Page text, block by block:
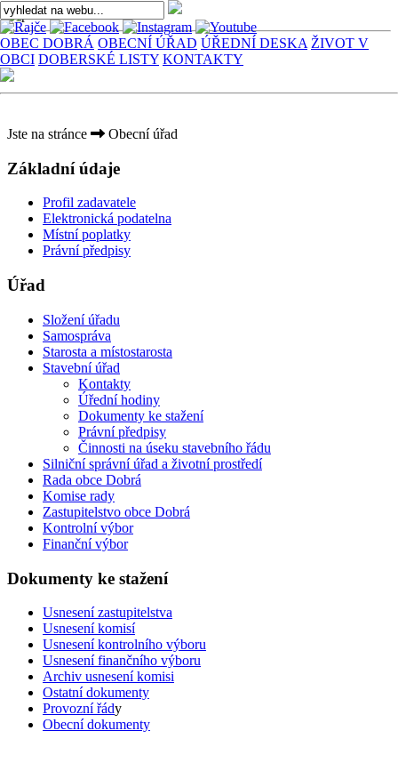
OBEC DOBRÁ OBECNÍ ÚŘAD ÚŘEDNÍ DESKA ŽIVOT V
OBCI DOBERSKÉ LISTY KONTAKTY
Jste na stránce Obecní úřad
Základní údaje
Profil zadavatele
Elektronická podatelna
Místní poplatky
Právní předpisy
Úřad
Složení úřadu
Samospráva
Starosta a místostarosta
Stavební úřad
Kontakty
Úřední hodiny
Dokumenty ke stažení
Právní předpisy
Činnosti na úseku stavebního řádu
Silniční správní úřad a životní prostředí
Rada obce Dobrá
Komise rady
Zastupitelstvo obce Dobrá
Kontrolní výbor
Finanční výbor
Dokumenty ke stažení
Usnesení zastupitelstva
Usnesení komisí
Usnesení kontrolního výboru
Usnesení finančního výboru
Archiv usnesení komisi
Ostatní dokumenty
Provozní řády
Obecní dokumenty